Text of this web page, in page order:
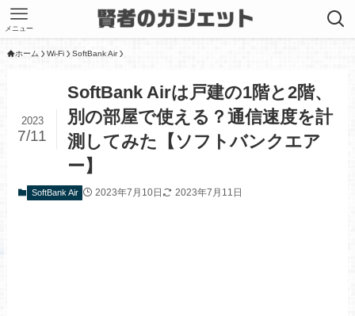
メニュー
ホーム Wi-Fi SoftBank Air
SoftBank Airは戸建の1階と2階、
別の部屋で使える？通信速度を計
測してみた【ソフトバンクエア
ー】
2023
7/11
SoftBank Air 2023年7月10日 2023年7月11日